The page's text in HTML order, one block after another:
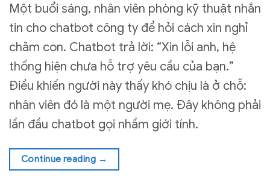
Một buổi sáng, nhân viên phòng kỹ thuật nhắn
tin cho chatbot công ty để hỏi cách xin nghỉ
chăm con. Chatbot trả lời: “Xin lỗi anh, hệ
thống hiện chưa hỗ trợ yêu cầu của bạn.”
Điều khiến người này thấy khó chịu là ở chỗ:
nhân viên đó là một người mẹ. Đây không phải
lần đầu chatbot gọi nhầm giới tính.
Continue reading →